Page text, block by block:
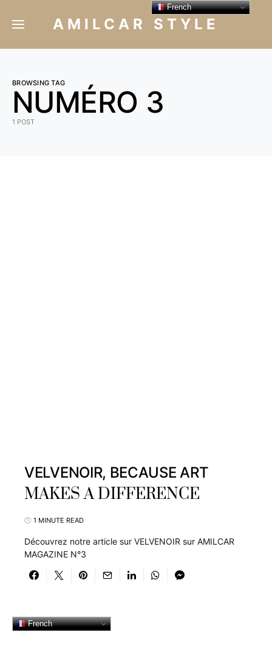
AMILCAR STYLE
BROWSING TAG
NUMÉRO 3
1 POST
VELVENOIR, BECAUSE ART
MAKES A DIFFERENCE
1 MINUTE READ
Découvrez notre article sur VELVENOIR sur AMILCAR
MAGAZINE N°3
French
French